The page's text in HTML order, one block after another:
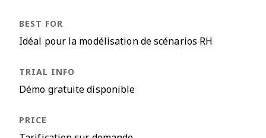
Idéal pour la modélisation de scénarios RH
Démo gratuite disponible